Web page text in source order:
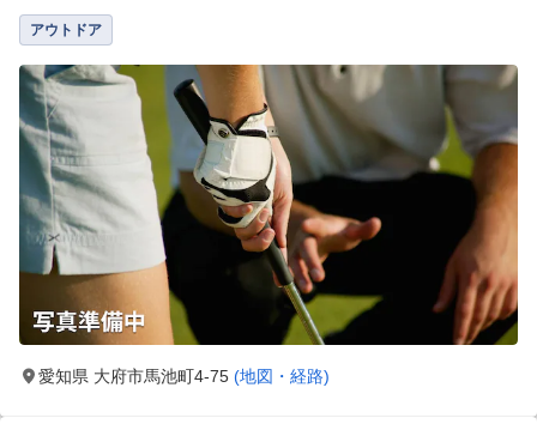
アウトドア
愛知県 大府市馬池町4-75 (地図・経路)